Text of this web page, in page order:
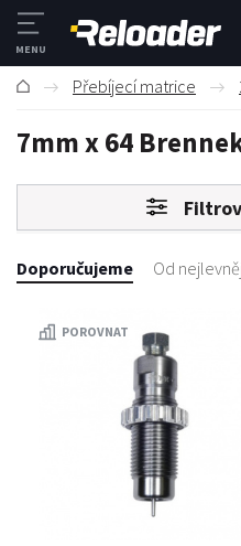
Přebíjecí matrice
7mm x 64
Doporučujeme Od
POROVNAT